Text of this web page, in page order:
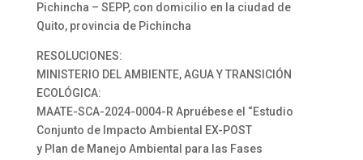
Pichincha – SEPP, con domicilio en la ciudad de
Quito, provincia de Pichincha
RESOLUCIONES:
MINISTERIO DEL AMBIENTE, AGUA Y TRANSICIÓN
ECOLÓGICA:
MAATE-SCA-2024-0004-R Apruébese el “Estudio
Conjunto de Impacto Ambiental EX-POST
y Plan de Manejo Ambiental para las Fases